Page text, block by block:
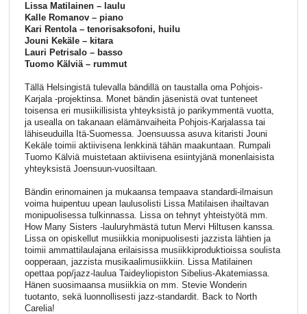
Lissa Matilainen – laulu
Kalle Romanov – piano
Kari Rentola – tenorisaksofoni, huilu
Jouni Kekäle – kitara
Lauri Petrisalo – basso
Tuomo Kälviä – rummut
Tällä Helsingistä tulevalla bändillä on taustalla oma Pohjois-
Karjala -projektinsa. Monet bändin jäsenistä ovat tunteneet
toisensa eri musiikillisista yhteyksistä jo parikymmentä vuotta,
ja usealla on takanaan elämänvaiheita Pohjois-Karjalassa tai
lähiseuduilla Itä-Suomessa. Joensuussa asuva kitaristi Jouni
Kekäle toimii aktiivisena lenkkinä tähän maakuntaan. Rumpali
Tuomo Kälviä muistetaan aktiivisena esiintyjänä monenlaisista
yhteyksistä Joensuun-vuosiltaan.
Bändin erinomainen ja mukaansa tempaava standardi-ilmaisun
voima huipentuu upean laulusolisti Lissa Matilaisen ihailtavan
monipuolisessa tulkinnassa. Lissa on tehnyt yhteistyötä mm.
How Many Sisters -lauluryhmästä tutun Mervi Hiltusen kanssa.
Lissa on opiskellut musiikkia monipuolisesti jazzista lähtien ja
toimii ammattilaulajana erilaisissa musiikkiproduktioissa soulista
oopperaan, jazzista musikaalimusiikkiin. Lissa Matilainen
opettaa pop/jazz-laulua Taideyliopiston Sibelius-Akatemiassa.
Hänen suosimaansa musiikkia on mm. Stevie Wonderin
tuotanto, sekä luonnollisesti jazz-standardit. Back to North
Carelia!